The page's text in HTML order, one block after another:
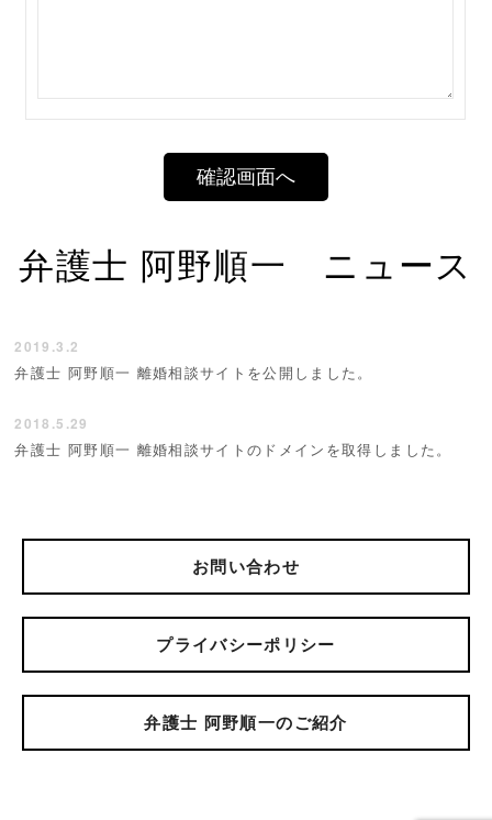
確認画面へ
弁護士 阿野順一 ニュース
2019.3.2
弁護士 阿野順一 離婚相談サイトを公開しました。
2018.5.29
弁護士 阿野順一 離婚相談サイトのドメインを取得しました。
お問い合わせ
プライバシーポリシー
弁護士 阿野順一のご紹介